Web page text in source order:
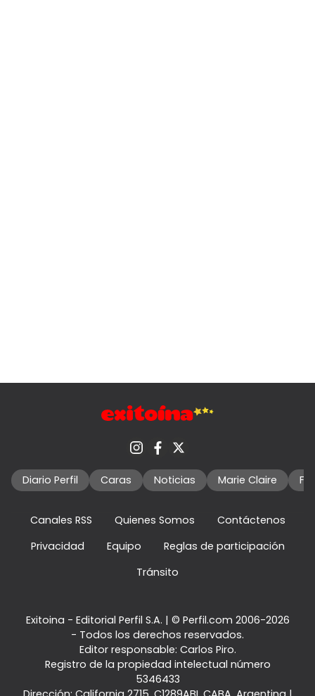
Diario Perfil Caras Noticias Marie Claire
Canales RSS Quienes Somos
Contáctenos
Privacidad
Equipo
Reglas de participación
Tránsito
Exitoina - Editorial Perfil S.A. | © Perfil.com 2006-2026
- Todos los derechos reservados.
Editor responsable: Carlos Piro.
Registro de la propiedad intelectual número
5346433